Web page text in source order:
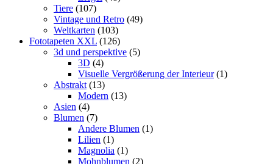
Tiere (107)
Vintage und Retro (49)
Weltkarten (103)
Fototapeten XXL (126)
3d und perspektive (5)
3D (4)
Visuelle Vergrößerung der Interieur (1)
Abstrakt (13)
Modern (13)
Asien (4)
Blumen (7)
Andere Blumen (1)
Lilien (1)
Magnolia (1)
Mohnblumen (2)